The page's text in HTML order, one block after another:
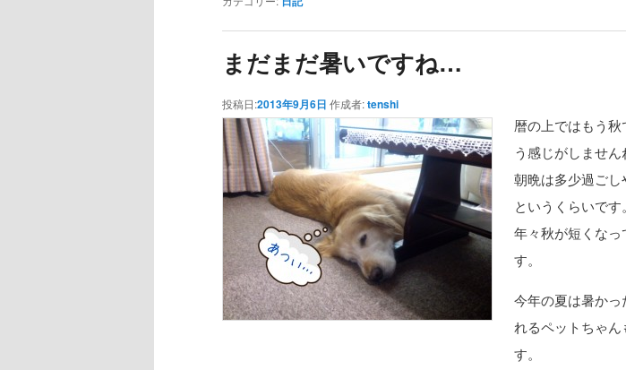
まだまだ暑いですね…
投稿日:2013年9月6日 作成者:tenshi
暦の上ではもう
う感じがしません
朝晩は多少過ご
というくらいです。
年々秋が短くなっ
す。
今年の夏は暑かっ
れるペットちゃ
す。